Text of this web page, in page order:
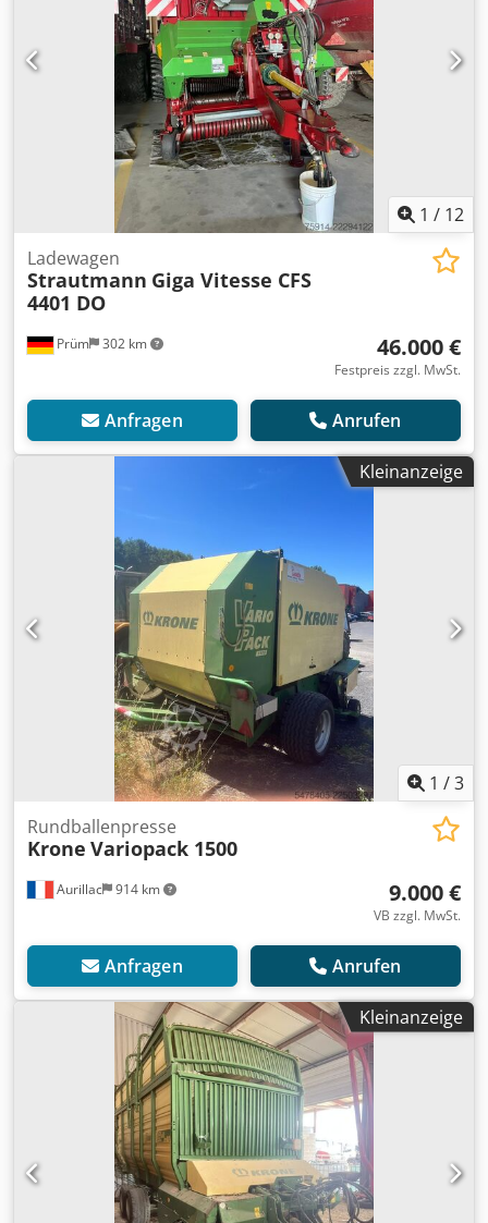
1 / 12
Prüm 302 km
Ladewagen
Strautmann Giga Vitesse CFS
4401 DO
46.000 €
Festpreis zzgl. MwSt.
Anfragen Anrufen
Kleinanzeige
1 /3
Aurillac 914 km
Rundballenpresse
Krone Variopack 1500
9.000 €
VB zzgl. MwSt.
Anfragen Anrufen
Kleinanzeige